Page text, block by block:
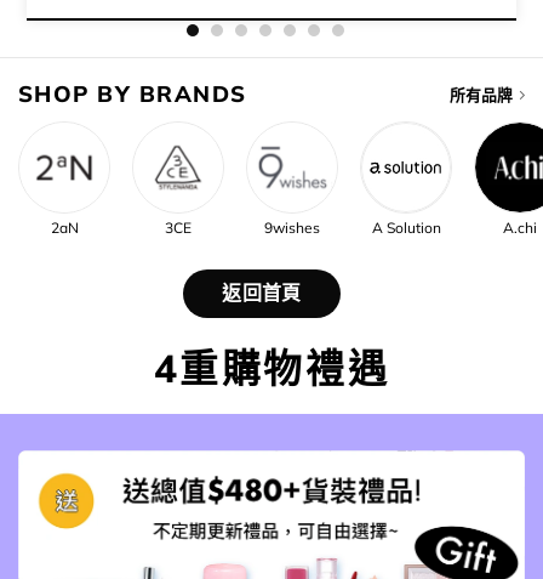
SHOP BY BRANDS 所有品牌
2aN 3CE 9wishes A Solution A.chi
返回首頁
4重購物禮遇